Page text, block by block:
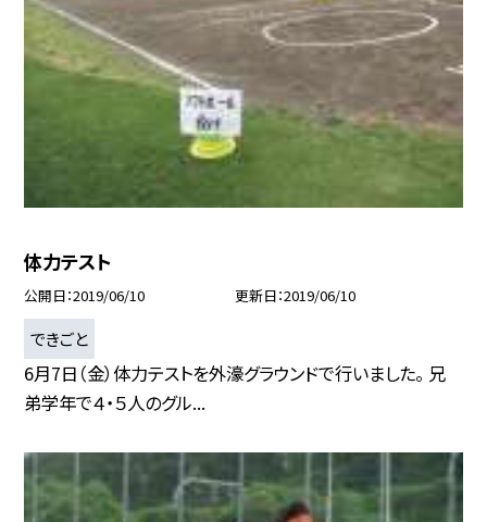
体力テスト
公開日 2019/06/10 更新日 2019/06/10
できごと
6月7日（金）体力テストを外濠グラウンドで行いました。 兄
弟学年で４・５人のグル...